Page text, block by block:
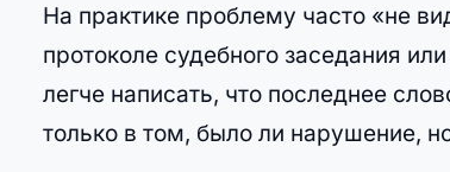
На практике проблему часто «не
протоколе судебного заседания
легче написать, что последнее
только в том, было ли нарушение,